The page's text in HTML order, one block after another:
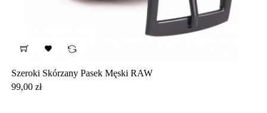

Szeroki Skórzany Pasek Męski RAW
Cena
99,00 zł